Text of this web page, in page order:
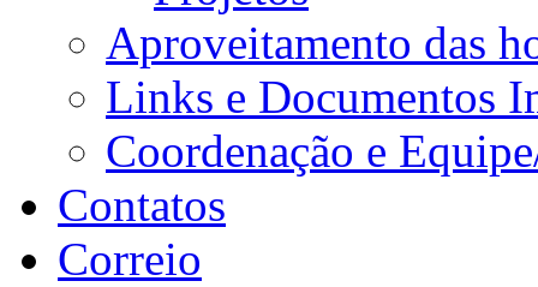
Aproveitamento das
Links e Documentos
Coordenação e
Contatos
Correio